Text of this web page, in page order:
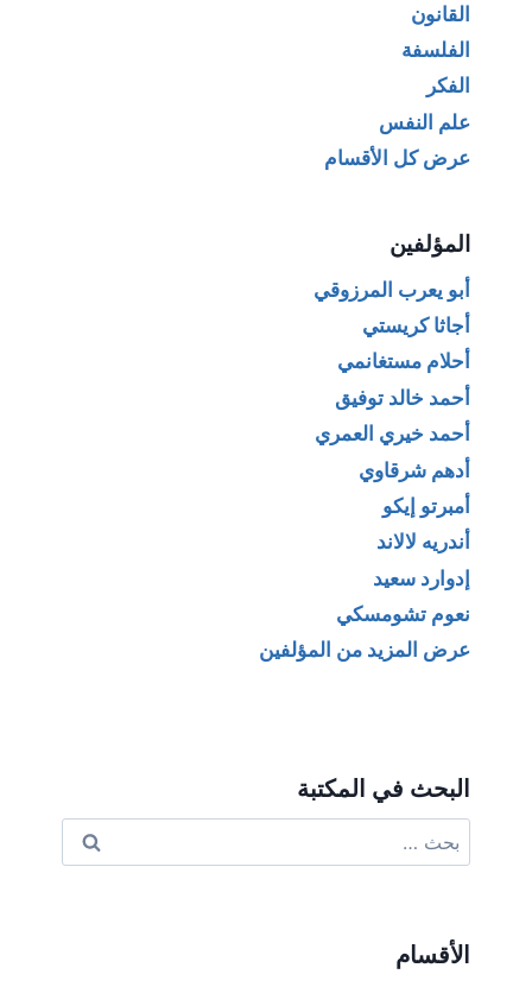
القانون
الفلسفة
الفكر
علم النفس
عرض كل الأقسام
المؤلفين
أبو يعرب المرزوقي
أجاثا كريستي
أحلام مستغانمي
أحمد خالد توفيق
أحمد خيري العمري
أدهم شرقاوي
أمبرتو إيكو
أندريه لالاند
إدوارد سعيد
نعوم تشومسكي
عرض المزيد من المؤلفين
البحث في المكتبة
عن:
الأقسام